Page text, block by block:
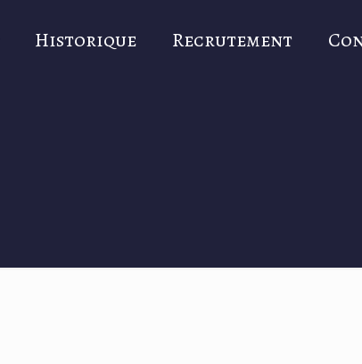
Historique Recrutement